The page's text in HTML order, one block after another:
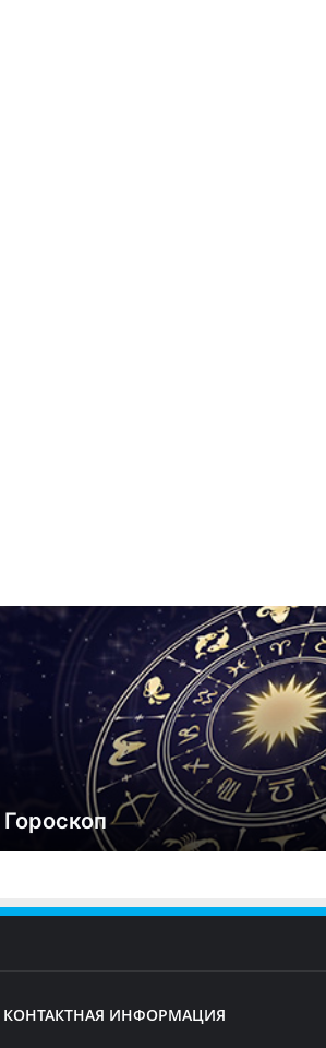
Гороскоп
КОНТАКТНАЯ ИНФОРМАЦИЯ